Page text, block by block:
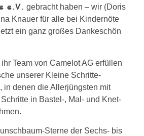
e.V. gebracht haben – wir (Doris
Knauer für alle bei Kindernöte
ein ganz großes Dankeschön
Team von Camelot AG erfüllen
unserer Kleine Schritte-
in denen die Allerjüngsten mit
in Bastel-, Mal- und Knet-
Sterne der Sechs- bis